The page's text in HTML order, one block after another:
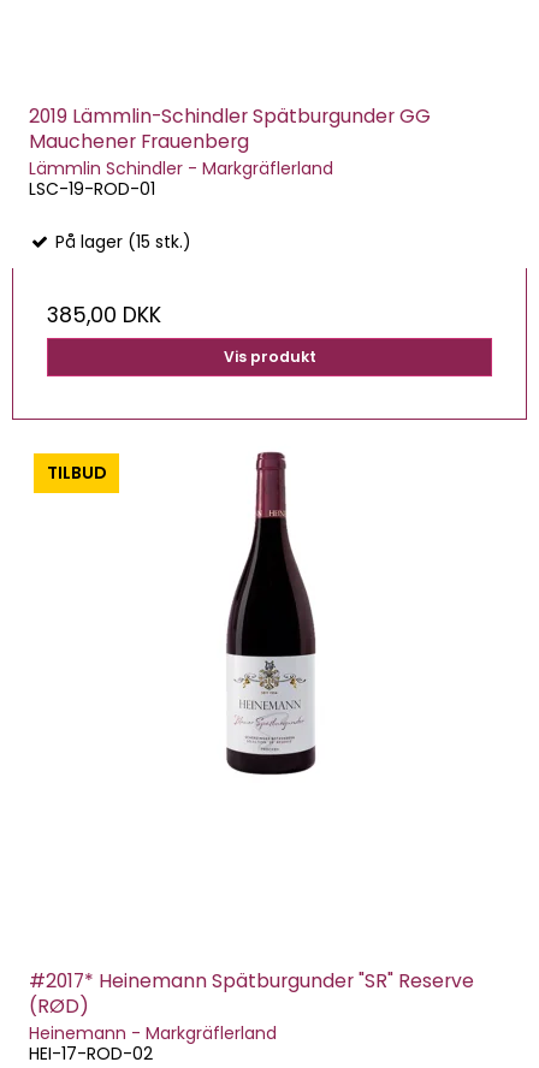
2019 Lämmlin-Schindler Spätburgunder GG
Mauchener Frauenberg
Lämmlin Schindler - Markgräflerland
LSC-19-ROD-01
På lager (15 stk.)
385,00 DKK
Vis produkt
-0%
#2017* Heinemann Spätburgunder "SR" Reserve
(RØD)
Heinemann - Markgräflerland
HEI-17-ROD-02